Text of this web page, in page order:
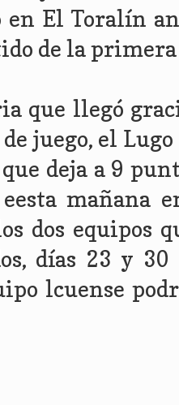
El Toralín
de la
que llegó
juego, el
que deja a 9
mañana
dos equipos
días 23 y
lcuense